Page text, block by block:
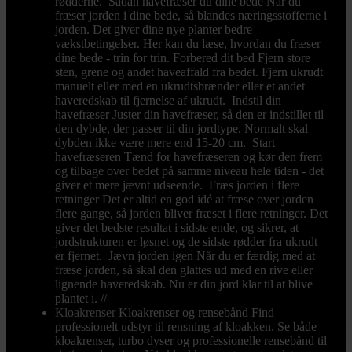
fræser jorden i dine bede, så blandes næringsstofferne i
jorden. Det giver dine nye planter bedre
vækstbetingelser. Her kan du læse, hvordan du fræser
dine bede - trin for trin. Forbered dit bed Fjern store
sten, grene og andet haveaffald fra bedet. Fjern ukrudt
manuelt eller med en ukrudtsbrænder eller et andet
haveredskab til fjernelse af ukrudt. Indstil din
havefræser Juster din havefræser, så den er indstillet til
den dybde, der passer til din jordtype. Normalt skal
dybden ikke være mere end 15-20 cm. Start
havefræseren Tænd for havefræseren og kør den frem
og tilbage over bedet på samme niveau hele tiden - det
giver et mere jævnt udseende. Fræs jorden i flere
retninger Det er altid en god idé at fræse over jorden
flere gange, så jorden bliver fræset i flere retninger. Det
giver det bedste resultat i sidste ende, og sikrer, at
jordstrukturen er løsnet og de sidste rødder fra ukrudt
er fjernet. Jævn jorden igen Når du er færdig med at
fræse jorden, så skal den glattes ud med en rive eller
lignende haveredskab. Nu er din jord klar til at blive
plantet i. //
Kloakrenser Kloakrenser og rensebånd Find
professionelt udstyr til rensning af kloakken. Se både
kloakrenser, turbo dyser og professionelle rensebånd til